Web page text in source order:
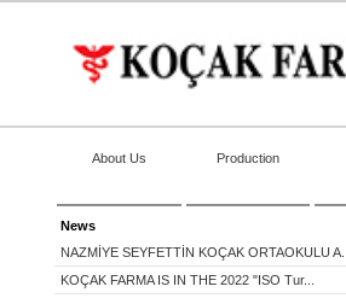
About Us Production
News
NAZMİYE SEYFETTİN KOÇAK ORTAOKULU A...
KOÇAK FARMA IS IN THE 2022 "ISO Tur...